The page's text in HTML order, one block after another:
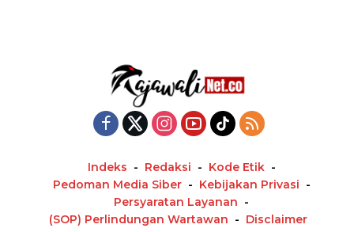
Indeks Redaksi
Kode Etik
Pedoman Media Siber
Kebijakan Privasi
Persyaratan Layanan
(SOP) Perlindungan Wartawan
Disclaimer